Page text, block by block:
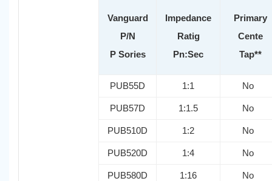
Vanguard
P/N
P Sories
Impedance
Ratig
Pn:Sec
Primary
Cente
Tap**
PUB55D 1:1 No
PUB57D 1:1.5 No
PUB510D 1:2 No
PUB520D 1:4 No
PUB580D 1:16 No